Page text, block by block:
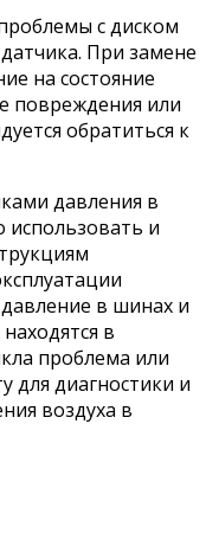
с диском
При замене
на состояние
повреждения или
обратиться к
давления в
использовать и
в шинах и
в
проблема или
для диагностики и
воздуха в